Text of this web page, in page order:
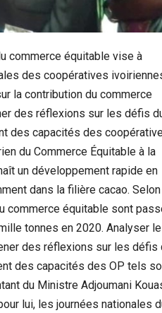
commerce équitable vise à
des coopératives
la contribution du commerce
des réflexions sur les défis
des capacités des
du Commerce Équitable à la
un développement rapide en
dans la filière cacao. Selon
commerce équitable sont
tonnes en 2020. Analyser
des réflexions sur les défis
des capacités des OP tels
du Ministre Adjoumani
lui, les journées nationales